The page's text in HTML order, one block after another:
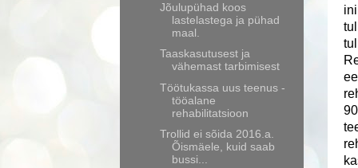
Jõulupühad koos
lastelastega ja pühad
maal.
Taaskasutusest ja
vähemast tarbimisest
Töötukassa uus teenus -
tööalane
rehabilitatsioon
Trollid ei sõida 2016.a.
Õismäele, kuid saab
bussi...